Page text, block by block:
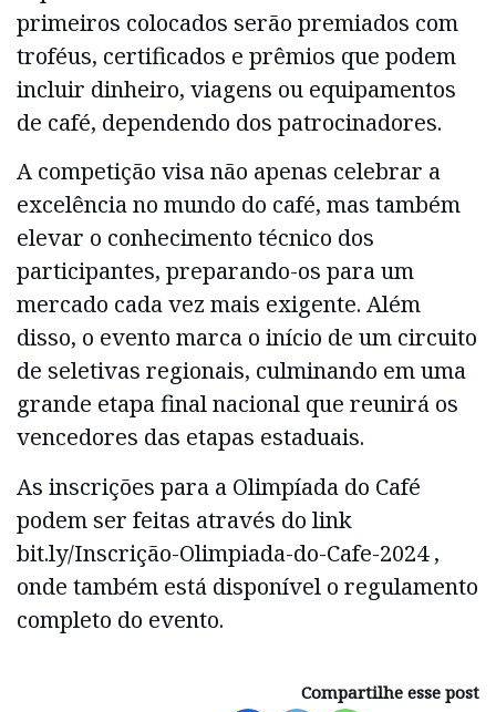
primeiros colocados serão premiados com
troféus, certificados e prêmios que podem
incluir dinheiro, viagens ou equipamentos
de café, dependendo dos patrocinadores.
A competição visa não apenas celebrar a
excelência no mundo do café, mas também
elevar o conhecimento técnico dos
participantes, preparando-os para um
mercado cada vez mais exigente. Além
disso, o evento marca o início de um circuito
de seletivas regionais, culminando em uma
grande etapa final nacional que reunirá os
vencedores das etapas estaduais.
As inscrições para a Olimpíada do Café
podem ser feitas através do link
bit.ly/Inscrição-Olimpiada-do-Cafe-2024 ,
onde também está disponível o regulamento
completo do evento.
Compartilhe esse post